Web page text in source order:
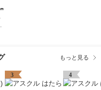
もっと見る
3 4